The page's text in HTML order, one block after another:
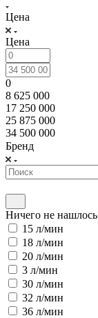
Цена
Цена
0
8 625 000
17 250 000
25 875 000
34 500 000
Бренд
Ничего не нашлось
15 л/мин
18 л/мин
20 л/мин
3 л/мин
30 л/мин
32 л/мин
36 л/мин